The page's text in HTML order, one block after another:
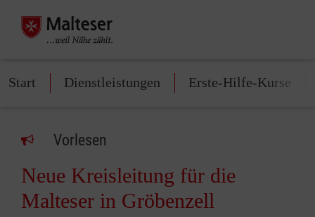
Start Dienstleistungen Erste-Hilfe-Kurse
Vorlesen
Neue Kreisleitung für die
Malteser in Gröbenzell